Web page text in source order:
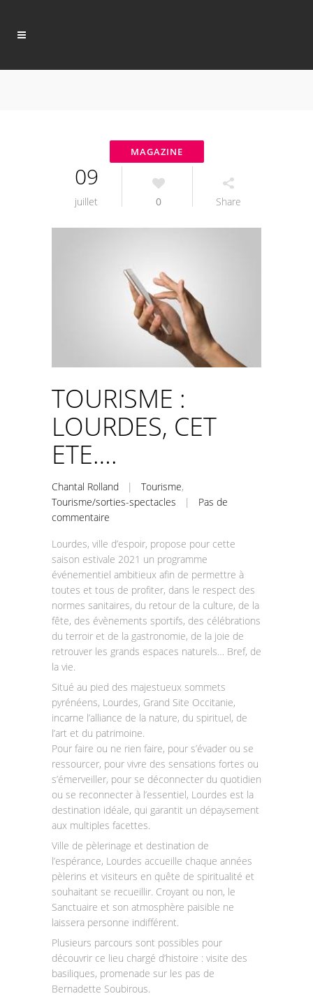
09
juillet 0 Share
TOURISME :
LOURDES, CET
ETE….
Chantal Rolland | Tourisme,
Tourisme/sorties-spectacles | Pas de
commentaire
Lourdes, ville d’espoir, propose pour cette
saison estivale 2021 un programme
événementiel ambitieux afin de permettre à
toutes et tous de profiter, dans le respect des
normes sanitaires, du retour de la culture, de la
fête, des évènements sportifs, des célébrations
du terroir et de la gastronomie, de la joie de
retrouver les grands espaces naturels… Bref, de
la vie.
Situé au pied des majestueux sommets
pyrénéens, Lourdes, Grand Site Occitanie,
incarne l’alliance de la nature, du spirituel, de
l’art et du patrimoine.
Pour faire ou ne rien faire, pour s’évader ou se
ressourcer, pour vivre des sensations fortes ou
s’émerveiller, pour se déconnecter du quotidien
ou se reconnecter à l’essentiel, Lourdes est la
destination idéale, qui garantit un dépaysement
aux multiples facettes.
Ville de pèlerinage et destination de
l’espérance, Lourdes accueille chaque années
pèlerins et visiteurs en quête de spiritualité et
souhaitant se recueillir. Croyant ou non, le
Sanctuaire et son atmosphère paisible ne
laissera personne indifférent.
Plusieurs parcours sont possibles pour
découvrir ce lieu chargé d’histoire : visite des
basiliques, promenade sur les pas de
Bernadette Soubirous.